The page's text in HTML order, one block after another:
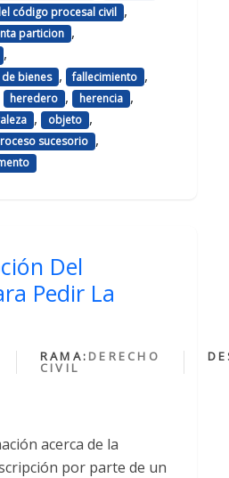
código procesal civil ,
particion ,
,
bienes , fallecimiento ,
heredero , herencia ,
, objeto ,
sucesorio ,
Del
Pedir La
RAMA: DERECHO
CIVIL
acerca de la
por parte de un